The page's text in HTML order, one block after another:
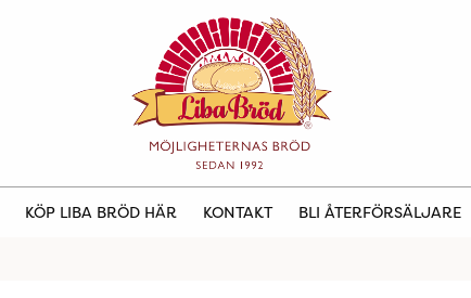
KÖP LIBA BRÖD HÄR KONTAKT BLI ÅTERFÖRSÄLJARE